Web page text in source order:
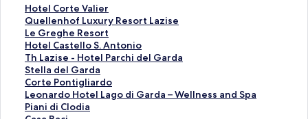
Hotel Corte Valier
L
i
e
n
o
u
v
r
a
Quellenhof Luxury Resort Lazise
L
i
e
n
o
u
v
r
Le Greghe Resort
L
i
e
n
o
u
v
Hotel Castello S. Antonio
L
i
e
n
o
u
Th Lazise - Hotel Parchi del Garda
L
i
e
n
o
Stella del Garda
L
i
e
n
Corte Pontigliardo
L
i
e
Leonardo Hotel Lago di Garda – Wellness and Spa
L
iPiani di Clodia
L